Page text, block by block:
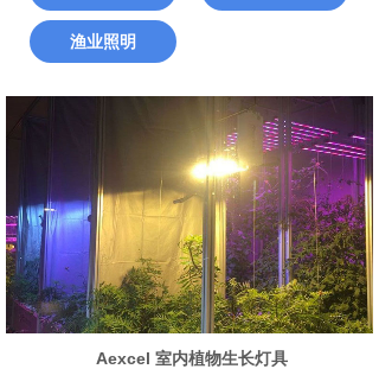
渔业照明
Aexcel 室内植物生长灯具